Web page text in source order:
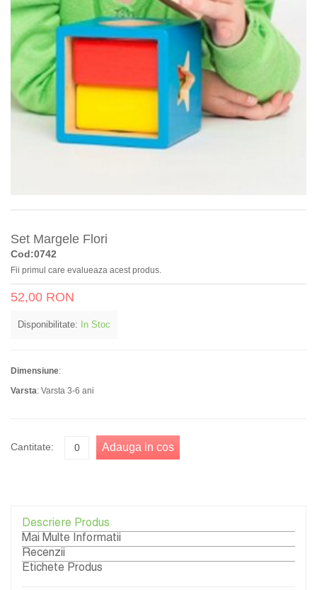
Set Margele Flori
Cod:0742
Fii primul care evalueaza acest produs.
52,00 RON
Disponibilitate: In Stoc
Dimensiune:
Varsta: Varsta 3-6 ani
Cantitate: Adauga in cos
Descriere Produs
Mai Multe Informatii
Recenzii
Etichete Produs